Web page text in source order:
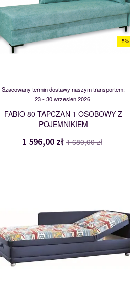
-5%
Szacowany termin dostawy naszym transportem:
23 - 30 wrzesień 2026
FABIO 80 TAPCZAN 1 OSOBOWY Z
POJEMNIKIEM
1 596,00 zł 1 680,00 zł